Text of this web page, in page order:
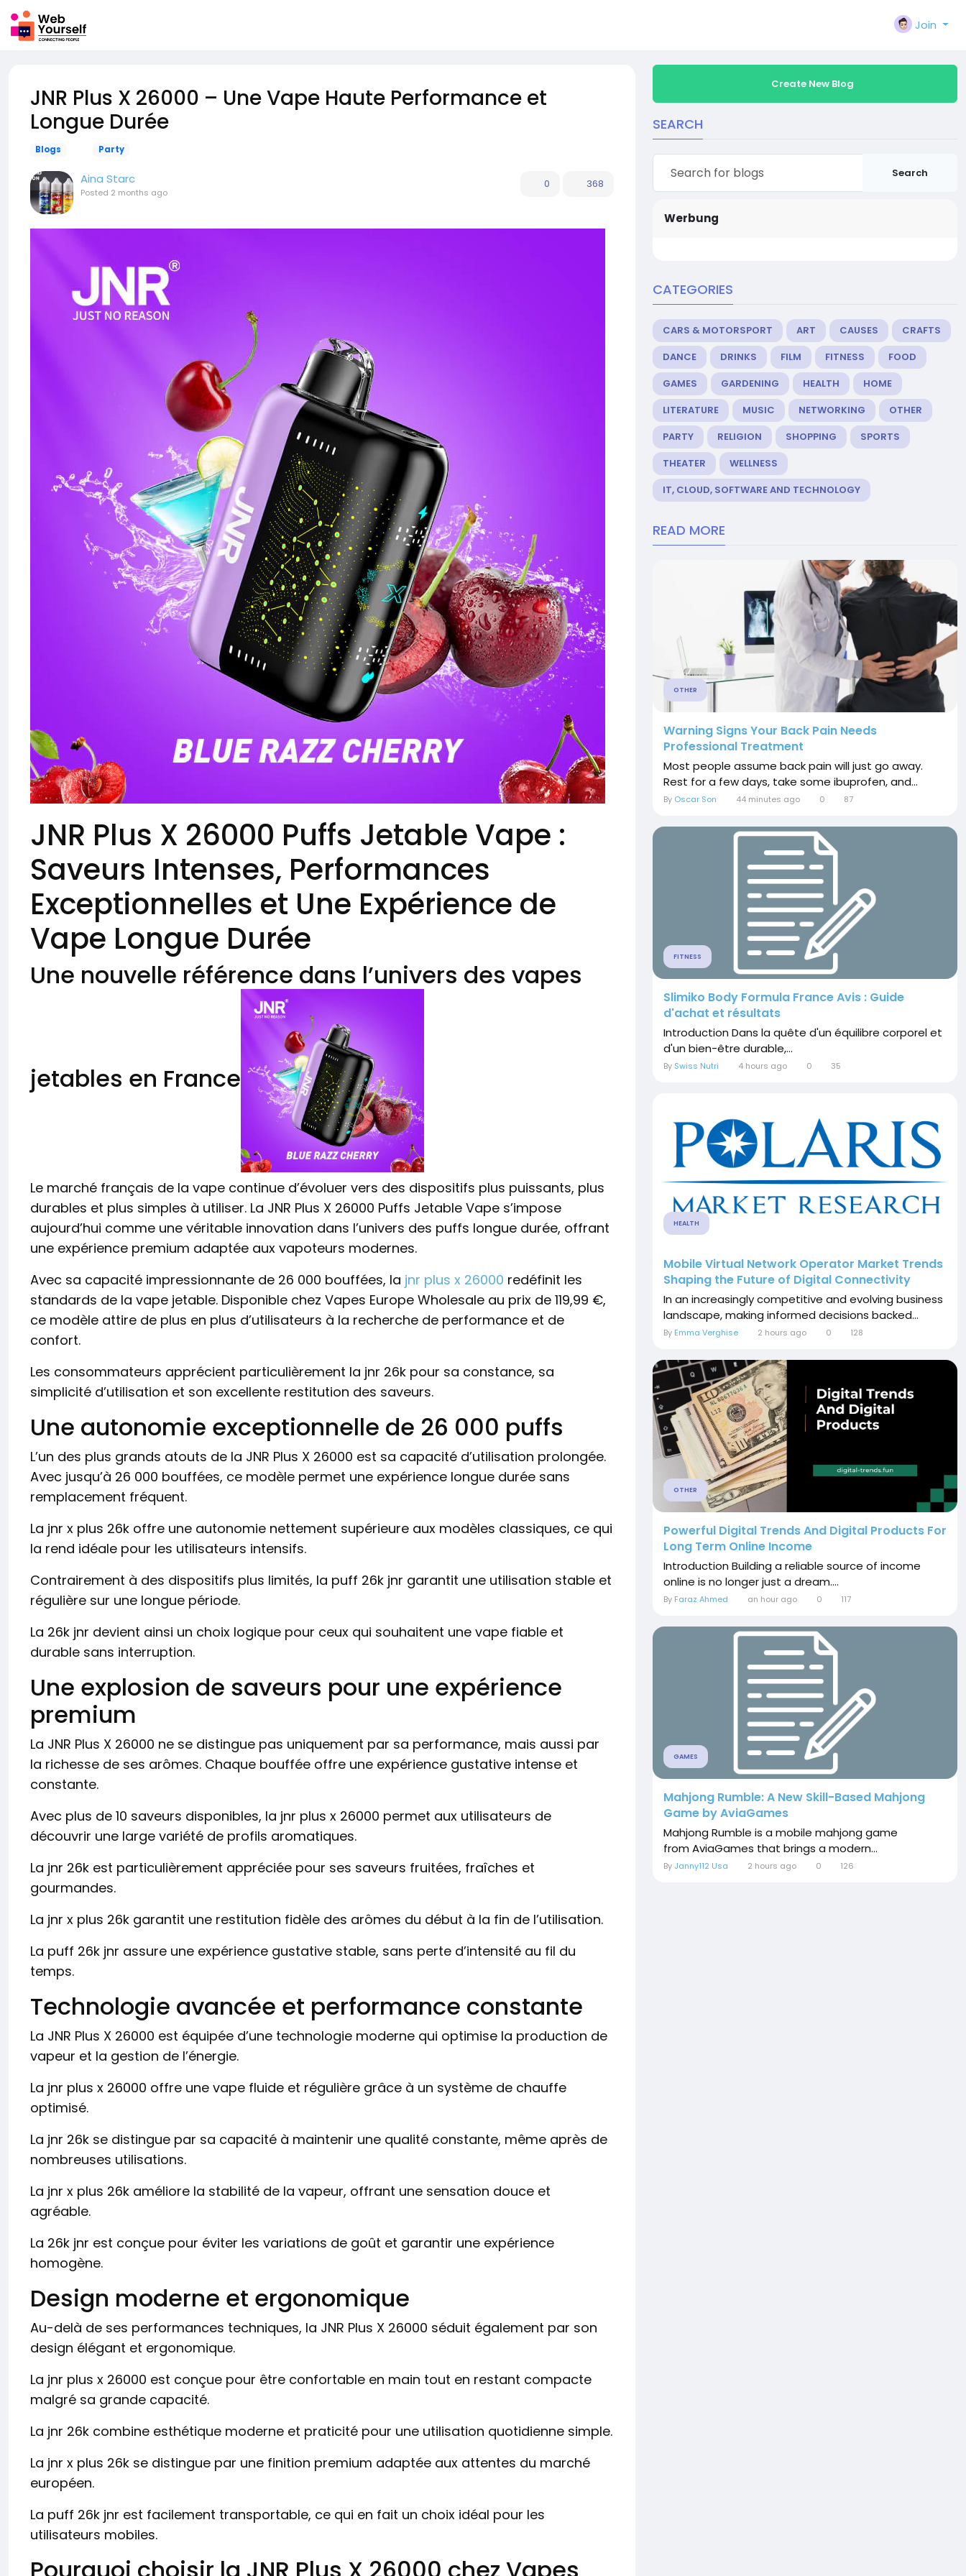
Join
JNR Plus X 26000 – Une Vape Haute Performance et
Longue Durée
Blogs Party
Aina Starc
Posted 2 months ago
0 368
JNR Plus X 26000 Puffs Jetable Vape :
Saveurs Intenses, Performances
Exceptionnelles et Une Expérience de
Vape Longue Durée
Une nouvelle référence dans l’univers des vapes
jetables en France
Le marché français de la vape continue d’évoluer vers des dispositifs plus puissants, plus
durables et plus simples à utiliser. La JNR Plus X 26000 Puffs Jetable Vape s’impose
aujourd’hui comme une véritable innovation dans l’univers des puffs longue durée, offrant
une expérience premium adaptée aux vapoteurs modernes.
Avec sa capacité impressionnante de 26 000 bouffées, la jnr plus x 26000 redéfinit les
standards de la vape jetable. Disponible chez Vapes Europe Wholesale au prix de 119,99 €,
ce modèle attire de plus en plus d’utilisateurs à la recherche de performance et de
confort.
Les consommateurs apprécient particulièrement la jnr 26k pour sa constance, sa
simplicité d’utilisation et son excellente restitution des saveurs.
Une autonomie exceptionnelle de 26 000 puffs
L’un des plus grands atouts de la JNR Plus X 26000 est sa capacité d’utilisation prolongée.
Avec jusqu’à 26 000 bouffées, ce modèle permet une expérience longue durée sans
remplacement fréquent.
La jnr x plus 26k offre une autonomie nettement supérieure aux modèles classiques, ce qui
la rend idéale pour les utilisateurs intensifs.
Contrairement à des dispositifs plus limités, la puff 26k jnr garantit une utilisation stable et
régulière sur une longue période.
La 26k jnr devient ainsi un choix logique pour ceux qui souhaitent une vape fiable et
durable sans interruption.
Une explosion de saveurs pour une expérience
premium
La JNR Plus X 26000 ne se distingue pas uniquement par sa performance, mais aussi par
la richesse de ses arômes. Chaque bouffée offre une expérience gustative intense et
constante.
Avec plus de 10 saveurs disponibles, la jnr plus x 26000 permet aux utilisateurs de
découvrir une large variété de profils aromatiques.
La jnr 26k est particulièrement appréciée pour ses saveurs fruitées, fraîches et
gourmandes.
La jnr x plus 26k garantit une restitution fidèle des arômes du début à la fin de l’utilisation.
La puff 26k jnr assure une expérience gustative stable, sans perte d’intensité au fil du
temps.
Technologie avancée et performance constante
La JNR Plus X 26000 est équipée d’une technologie moderne qui optimise la production de
vapeur et la gestion de l’énergie.
La jnr plus x 26000 offre une vape fluide et régulière grâce à un système de chauffe
optimisé.
La jnr 26k se distingue par sa capacité à maintenir une qualité constante, même après de
nombreuses utilisations.
La jnr x plus 26k améliore la stabilité de la vapeur, offrant une sensation douce et
agréable.
La 26k jnr est conçue pour éviter les variations de goût et garantir une expérience
homogène.
Design moderne et ergonomique
Au-delà de ses performances techniques, la JNR Plus X 26000 séduit également par son
design élégant et ergonomique.
La jnr plus x 26000 est conçue pour être confortable en main tout en restant compacte
malgré sa grande capacité.
La jnr 26k combine esthétique moderne et praticité pour une utilisation quotidienne simple.
La jnr x plus 26k se distingue par une finition premium adaptée aux attentes du marché
européen.
La puff 26k jnr est facilement transportable, ce qui en fait un choix idéal pour les
utilisateurs mobiles.
Create New Blog
SEARCH
Search
Werbung
CATEGORIES
CARS & MOTORSPORT ART CAUSES
CRAFTS
DANCE
DRINKS FILM FITNESS
FOOD
GAMES
GARDENING HEALTH
HOME
LITERATURE
MUSIC NETWORKING
OTHER
PARTY
RELIGION SHOPPING
SPORTS
THEATER
WELLNESS
IT, CLOUD, SOFTWARE AND TECHNOLOGY
READ MORE
OTHER
Warning Signs Your Back Pain Needs
Professional Treatment
Most people assume back pain will just go away.
Rest for a few days, take some ibuprofen, and...
By Oscar Son 44 minutes ago 0 87
FITNESS
Slimiko Body Formula France Avis : Guide
d'achat et résultats
Introduction Dans la quête d'un équilibre corporel et
d'un bien-être durable,...
By Swiss Nutri 4 hours ago 0 35
HEALTH
Mobile Virtual Network Operator Market Trends
Shaping the Future of Digital Connectivity
In an increasingly competitive and evolving business
landscape, making informed decisions backed...
By Emma Verghise 2 hours ago 0 128
OTHER
Powerful Digital Trends And Digital Products For
Long Term Online Income
Introduction Building a reliable source of income
online is no longer just a dream....
By Faraz Ahmed an hour ago 0 117
GAMES
Mahjong Rumble: A New Skill-Based Mahjong
Game by AviaGames
Mahjong Rumble is a mobile mahjong game
from AviaGames that brings a modern...
By Janny112 Usa 2 hours ago 0 126